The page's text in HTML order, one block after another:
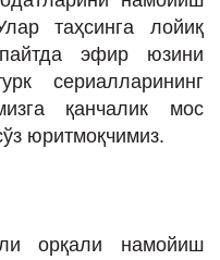
таҳсинга лойиқ
эфир юзини
сериалларининг
қанчалик мос
юритмоқчимиз.
орқали намойиш